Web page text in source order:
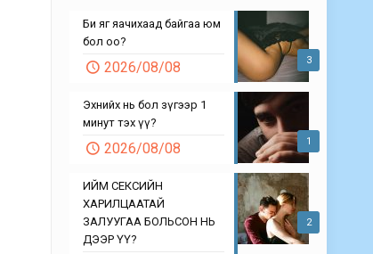
3
Би яг яачихаад байгаа юм
бол оо?
2026/08/08
1
Эхнийх нь бол зүгээр 1
минут тэх үү?
2026/08/08
2
ИЙМ СЕКСИЙН
ХАРИЛЦААТАЙ
ЗАЛУУГАА БОЛЬСОН НЬ
ДЭЭР ҮҮ?